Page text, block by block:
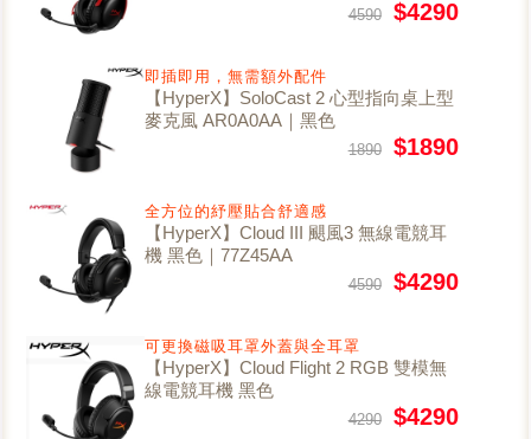
4590 $4290
即插即用，無需額外配件
【HyperX】SoloCast 2 心型指向桌上型
麥克風 AR0A0AA｜黑色
1890 $1890
全方位的紓壓貼合舒適感
【HyperX】Cloud III 颶風3 無線電競耳
機 黑色｜77Z45AA
4590 $4290
可更換磁吸耳罩外蓋與全耳罩
【HyperX】Cloud Flight 2 RGB 雙模無
線電競耳機 黑色
4290 $4290